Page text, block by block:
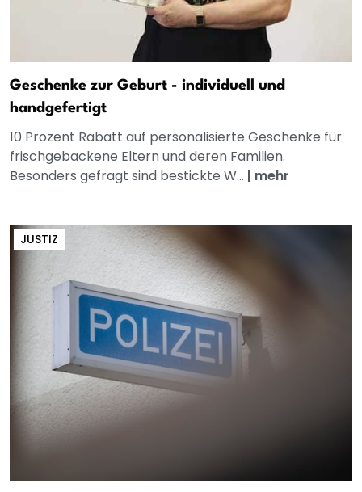
Geschenke zur Geburt - individuell und
handgefertigt
10 Prozent Rabatt auf personalisierte Geschenke für
frischgebackene Eltern und deren Familien.
Besonders gefragt sind bestickte W... | mehr
JUSTIZ